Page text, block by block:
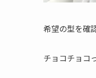
希望の型を確
チョコチョコ